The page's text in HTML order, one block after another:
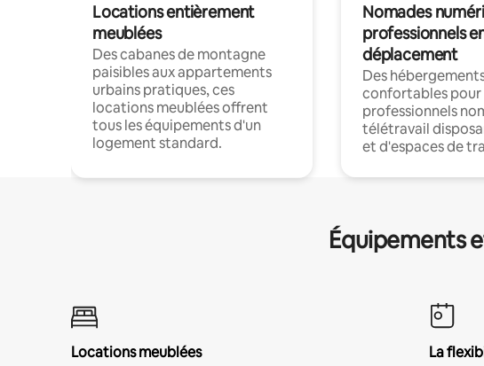
Locations entièrement
meublées
Des cabanes de montagne
paisibles aux appartements
urbains pratiques, ces
locations meublées offrent
tous les équipements d'un
logement standard.
Nomades
professionnels
déplacement
Des
confortables pour
professionnels
télétravail
et d'espaces de
Équipements
Locations meublées
La